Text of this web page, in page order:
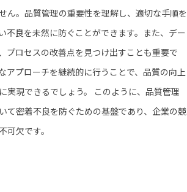
ん。品質管理の重要性を理解し、適切な手順を
不良を未然に防ぐことができます。また、デー
プロセスの改善点を見つけ出すことも重要で
アプローチを継続的に行うことで、品質の向上
実現できるでしょう。 このように、品質管理
て密着不良を防ぐための基盤であり、企業の競
可欠です。